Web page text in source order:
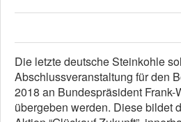
Die letzte deutsche Steinkohle
Abschlussveranstaltung für den
2018 an Bundespräsident Frank-
übergeben werden. Diese bildet